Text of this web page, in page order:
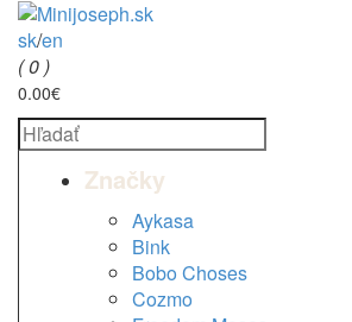
sk/en
( 0 )
0.00€
Značky
Aykasa
Bink
Bobo Choses
Cozmo